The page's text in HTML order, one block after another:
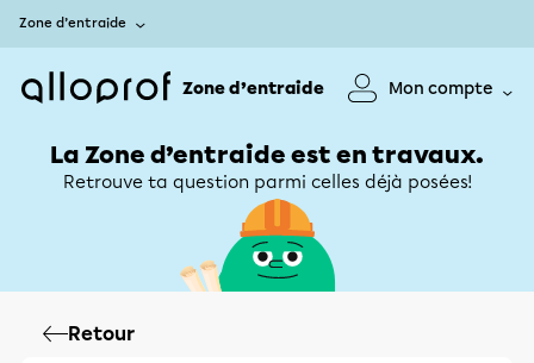
Zone d’entraide
Zone d’entraide Mon compte
La Zone d’entraide est en travaux.
Retrouve ta question parmi celles déjà posées!
Retour